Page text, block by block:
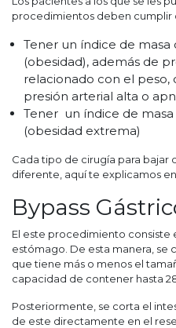
procedimientos deben cumplir
Tener un índice de masa
(obesidad), además de
relacionado con el
presión arterial alta o
Tener un índice de
(obesidad extrema)
Cada tipo de cirugía para bajar
diferente, aquí te explicamos
Bypass
El este procedimiento consiste
estómago. De esta manera, se
que tiene más o menos el
capacidad de contener hasta
Posteriormente, se corta el
de este directamente en el